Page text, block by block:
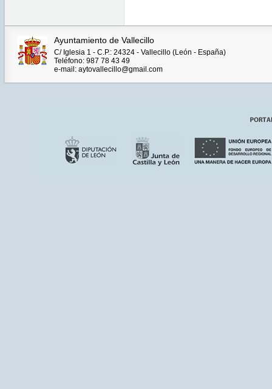
Ayuntamiento de Vallecillo
C/ Iglesia 1 - C.P.: 24324 - Vallecillo (León - España)
Teléfono: 987 78 43 49
e-mail: aytovallecillo@gmail.com